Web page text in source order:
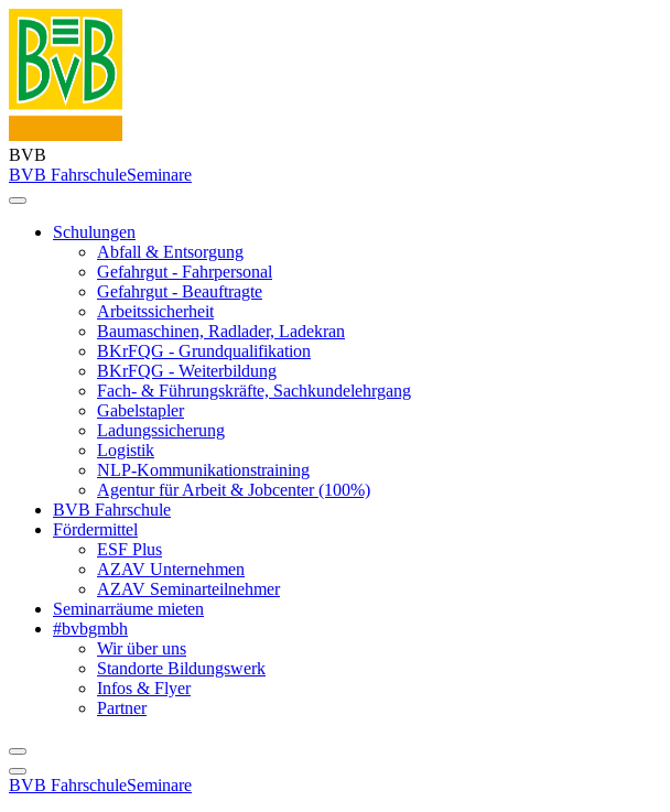
BVB
BVB FahrschuleSeminare
Schulungen
Abfall & Entsorgung
Gefahrgut - Fahrpersonal
Gefahrgut - Beauftragte
Arbeitssicherheit
Baumaschinen, Radlader, Ladekran
BKrFQG - Grundqualifikation
BKrFQG - Weiterbildung
Fach- & Führungskräfte, Sachkundelehrgang
Gabelstapler
Ladungssicherung
Logistik
NLP-Kommunikationstraining
Agentur für Arbeit & Jobcenter (100%)
BVB Fahrschule
Fördermittel
ESF Plus
AZAV Unternehmen
AZAV Seminarteilnehmer
Seminarräume mieten
#bvbgmbh
Wir über uns
Standorte Bildungswerk
Infos & Flyer
Partner
BVB FahrschuleSeminare